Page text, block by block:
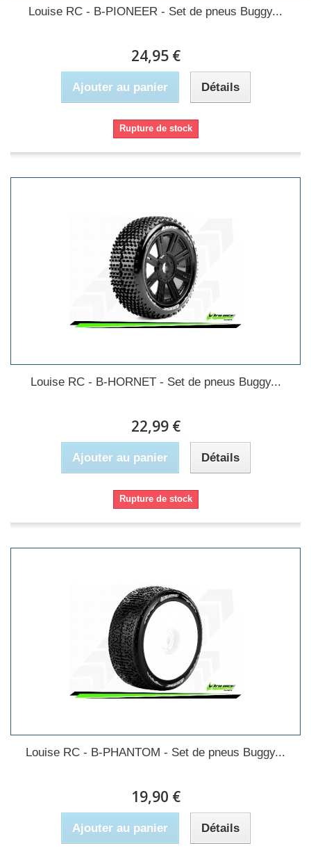
Louise RC - B-PIONEER - Set de pneus Buggy...
24,95 €
Ajouter au panier Détails
Rupture de stock
Louise RC - B-HORNET - Set de pneus Buggy...
22,99 €
Ajouter au panier Détails
Rupture de stock
Louise RC - B-PHANTOM - Set de pneus Buggy...
19,90 €
Ajouter au panier Détails